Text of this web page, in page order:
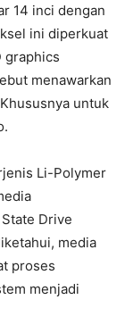
14 inci dengan
ini diperkuat
graphics
menawarkan
untuk
Li-Polymer
Drive
media
proses
menjadi